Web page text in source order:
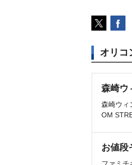
オリコ
森崎ウ
森崎ウィ
OM
お値段